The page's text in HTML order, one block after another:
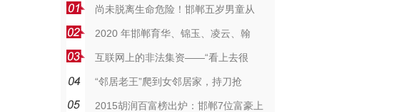
尚未脱离生命危险！邯郸五岁男童从
2020 年邯郸育华、锦玉、凌云、翰
互联网上的非法集资——“看上去很
“邻居老王”爬到女邻居家，持刀抢
2015胡润百富榜出炉：邯郸7位富豪上